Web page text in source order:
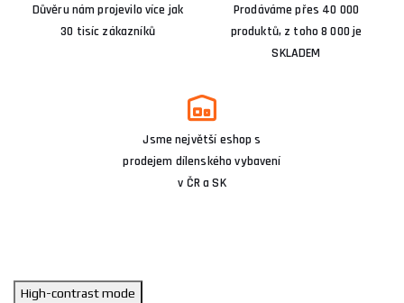
Důvěru nám projevilo více jak
30 tisíc zákazníků
Prodáváme přes 40 000
produktů, z toho 8 000 je
SKLADEM
Jsme největší eshop s
prodejem dílenského vybavení
v ČR a SK
High-contrast mode